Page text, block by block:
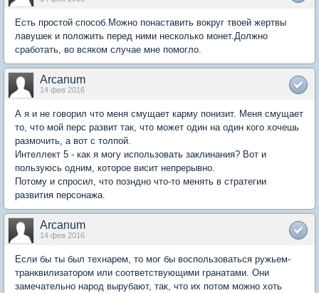
Есть простой способ.Можно понаставить вокруг твоей жертвы
лавушек и положить перед ними несколько монет.Должно
сработать, во всяком случае мне помогло.
Arcanum
14 фев 2016
А я и не говорил что меня смущает карму понизит. Меня смущает
то, что мой перс развит так, что может один на один кого хочешь
размочить, а вот с толпой.
Интеллект 5 - как я могу использовать заклинания? Вот и
пользуюсь одним, которое висит непрерывно.
Потому и спросил, что позндно что-то менять в стратегии
развития персонажа.
Arcanum
14 фев 2016
Если бы ты был технарем, то мог бы воспользоваться ружьем-
транквилизатором или соответствующими гранатами. Они
замечательно народ вырубают, так, что их потом можно хоть